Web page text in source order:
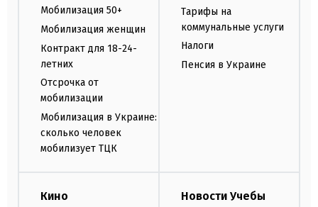
Мобилизация 50+
Мобилизация женщин
Контракт для 18-24-
летних
Отсрочка от
мобилизации
Мобилизация в Украине:
сколько человек
мобилизует ТЦК
Тарифы на
коммунальные услуги
Налоги
Пенсия в Украине
Кино Новости Учебы